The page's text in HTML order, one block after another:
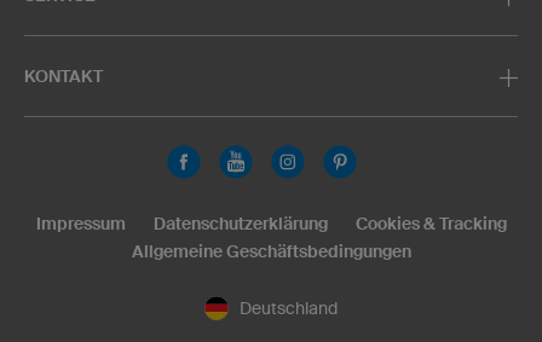
KONTAKT
Deutschland
Impressum Datenschutzerklärung
Cookies & Tracking
Allgemeine Geschäftsbedingungen